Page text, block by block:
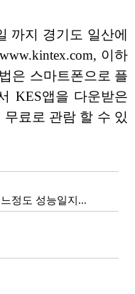
까지 경기도 일산에
이하
은 스마트폰으로 플
KES앱을 다운받은
료로 관람 할 수 있
정도 성능일지...